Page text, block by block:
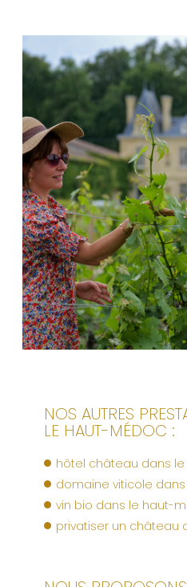
NOS AUTRES
LE HAUT-MÉDOC :
hôtel château dans
domaine viticole
vin bio dans le haut-
privatiser un